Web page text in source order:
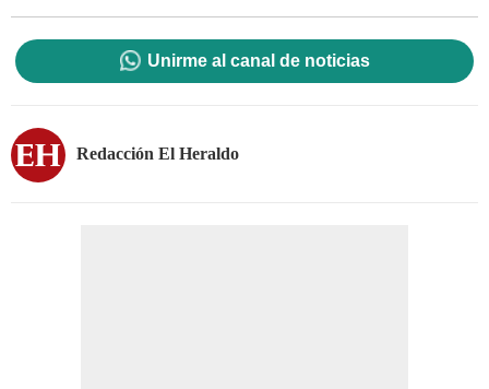
Unirme al canal de noticias
Redacción El Heraldo